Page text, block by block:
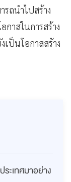
รถนำไปสร้าง
กาสในการสร้าง
เป็นโอกาสสร้าง
ะเทศมาอย่าง